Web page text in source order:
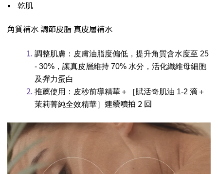
￭ 乾肌
角質補水 調節皮脂 真皮層補水
調整肌膚：皮膚油脂度偏低，提升角質含水度至 25
- 30%，讓真皮層維持 70% 水分，活化纖維母細胞
及彈力蛋白
推薦使用：皮秒前導精華＋［賦活奇肌油 1-2 滴＋
茉莉菁純全效精華］ 連續噴拍 2 回